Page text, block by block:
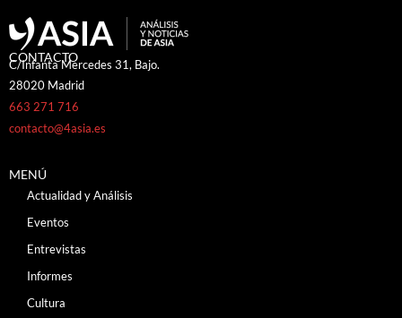
CONTACTO
C/Infanta Mercedes 31, Bajo.
28020 Madrid
663 271 716
contacto@4asia.es
MENÚ
Actualidad y Análisis
Eventos
Entrevistas
Informes
Cultura